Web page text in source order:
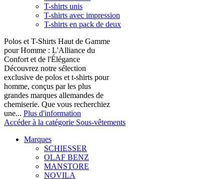
T-shirts unis
T-shirts avec impression
T-shirts en pack de deux
Polos et T-Shirts Haut de Gamme
pour Homme : L'Alliance du
Confort et de l'Élégance
Découvrez notre sélection
exclusive de polos et t-shirts pour
homme, conçus par les plus
grandes marques allemandes de
chemiserie. Que vous recherchiez
une... Plus d'information
Accéder à la catégorie Sous-vêtements
Marques
SCHIESSER
OLAF BENZ
MANSTORE
NOVILA